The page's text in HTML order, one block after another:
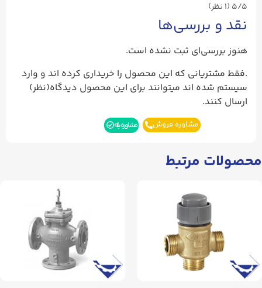
5/5 (۱ نظر)
نقد و بررسی‌ها
هنوز بررسی‌ای ثبت نشده است.
.فقط مشتریانی که این محصول را خریداری کرده اند و وارد
سیستم شده اند میتوانند برای این محصول دیدگاه(نظر)
ارسال کنند.
مشاوره فروش مشاوره بله
محصولات مرتبط